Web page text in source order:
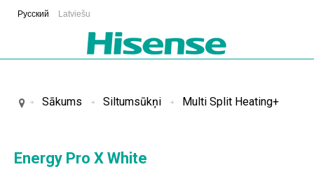
Русский Latviešu
Sākums Siltumsūkņi Multi Split Heating+
Energy Pro X White